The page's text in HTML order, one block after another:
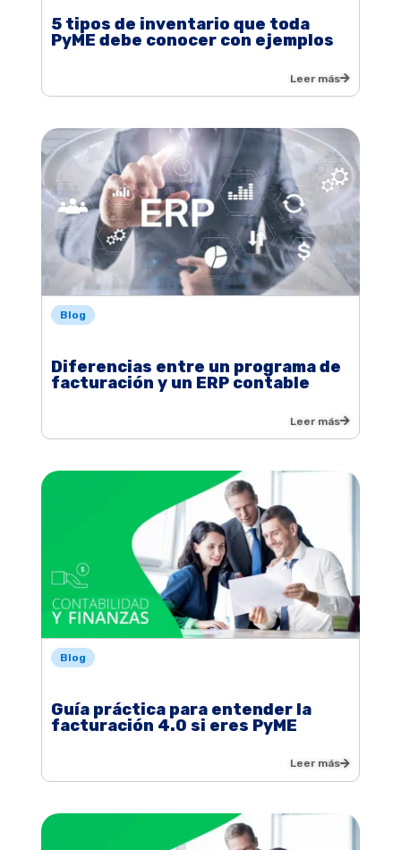
5 tipos de inventario que toda
PyME debe conocer con ejemplos
Leer más
Blog
Diferencias entre un programa de
facturación y un ERP contable
Leer más
Blog
Guía práctica para entender la
facturación 4.0 si eres PyME
Leer más